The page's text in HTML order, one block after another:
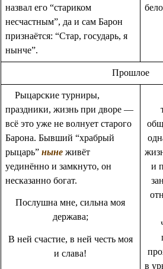
назвал его “стариком
несчастным”, да и сам Барон
признаётся: “Стар, государь, я
нынче”.
Прошлое
Рыцарские турниры,
праздники, жизнь при дворе —
всё это уже не волнует старого
Барона. Бывший “храбрый
рыцарь” ныне живёт
уединённо и замкнуто, он
несказанно богат.
Послушна мне, сильна моя
держава;
В ней счастие, в ней честь моя
и слава!
и
в